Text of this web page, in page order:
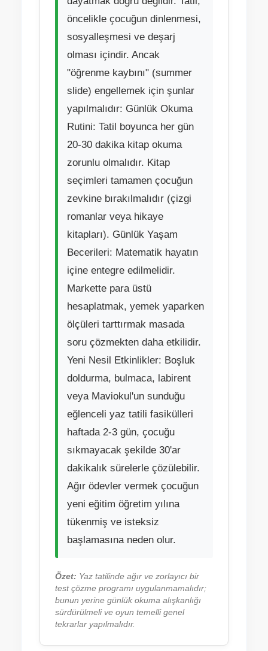
öncelikle çocuğun dinlenmesi,
sosyalleşmesi ve deşarj
olması içindir. Ancak
"öğrenme kaybını" (summer
slide) engellemek için şunlar
yapılmalıdır: Günlük Okuma
Rutini: Tatil boyunca her gün
20-30 dakika kitap okuma
zorunlu olmalıdır. Kitap
seçimleri tamamen çocuğun
zevkine bırakılmalıdır (çizgi
romanlar veya hikaye
kitapları). Günlük Yaşam
Becerileri: Matematik hayatın
içine entegre edilmelidir.
Markette para üstü
hesaplatmak, yemek yaparken
ölçüleri tarttırmak masada
soru çözmekten daha etkilidir.
Yeni Nesil Etkinlikler: Boşluk
doldurma, bulmaca, labirent
veya Maviokul'un sunduğu
eğlenceli yaz tatili fasikülleri
haftada 2-3 gün, çocuğu
sıkmayacak şekilde 30'ar
dakikalık sürelerle çözülebilir.
Ağır ödevler vermek çocuğun
yeni eğitim öğretim yılına
tükenmiş ve isteksiz
başlamasına neden olur.
Özet: Yaz tatilinde ağır ve zorlayıcı bir
test çözme programı uygulanmamalıdır;
bunun yerine günlük okuma alışkanlığı
sürdürülmeli ve oyun temelli genel
tekrarlar yapılmalıdır.